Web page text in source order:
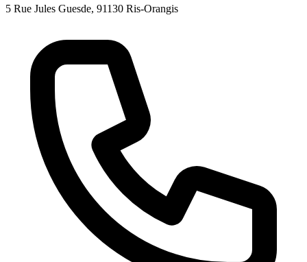
5 Rue Jules Guesde, 91130 Ris-Orangis